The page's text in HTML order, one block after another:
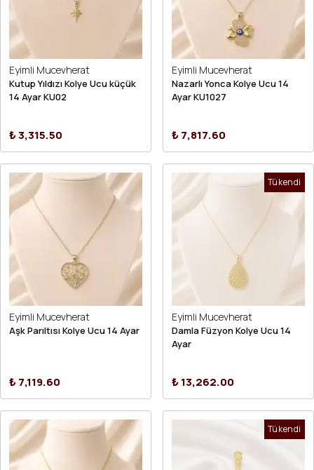
Eyimli Mucevherat
Kutup Yıldızı Kolye Ucu küçük
14 Ayar KU02
₺ 3,315.50
Eyimli Mucevherat
Nazarlı Yonca Kolye Ucu 14
Ayar KU1027
₺ 7,817.60
Eyimli Mucevherat
Aşk Parıltısı Kolye Ucu 14 Ayar
₺ 7,119.60
Tükendi
Eyimli Mucevherat
Damla Füzyon Kolye Ucu 14
Ayar
₺ 13,262.00
Tükendi